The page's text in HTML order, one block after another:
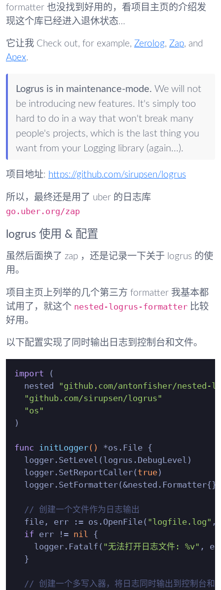
formatter 也没找到好用的，看项目主页的介绍发
现这个库已经进入退休状态…
它让我 Check out, for example, Zerolog, Zap, and
Apex.
Logrus is in maintenance-mode. We will not
be introducing new features. It's simply too
hard to do in a way that won't break many
people's projects, which is the last thing you
want from your Logging library (again...).
项目地址: https://github.com/sirupsen/logrus
所以，最终还是用了 uber 的日志库
go.uber.org/zap
logrus 使用 & 配置
虽然后面换了 zap ，还是记录一下关于 logrus 的使
用。
项目主页上列举的几个第三方 formatter 我基本都
试用了，就这个 nested-logrus-formatter 比较
好用。
以下配置实现了同时输出日志到控制台和文件。
import (
  nested
"github.com/antonfisher/nested-
"github.com/sirupsen/logrus"
"os"
)
func initLogger()
*os.File {
  logger.SetLevel(logrus.DebugLevel)
  logger.SetReportCaller(
true)
  logger.SetFormatter(&nested.Formatter{})
// 创建一个文件作为日志输出
  file, err := os.OpenFile(
"logfile.log" ,
if err != nil
{
    logger.Fatalf(
"无法打开日志文件: %v" ,
  }
// 创建一个多写入器，将日志同时输出到控制台和